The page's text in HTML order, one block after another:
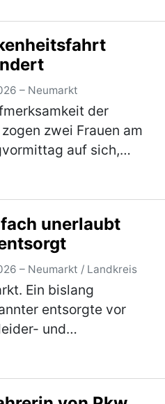
unerlaubt
Unfallstelle. Ein
Zeuge konnte
(mehr)
– Neumarkt
der
zwei Frauen am
auf sich,
Beamten
schnell, …
unerlaubt
– Neumarkt / Landkreis
Ein bislang
entsorgte vor
und